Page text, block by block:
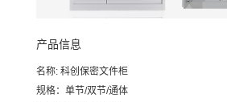
产品信息
名称: 科创保密文件柜
规格：单节/双节/通体